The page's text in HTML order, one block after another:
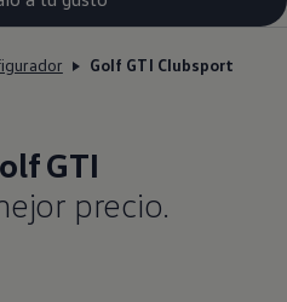
Golf GTI Clubsport
GTI
precio.